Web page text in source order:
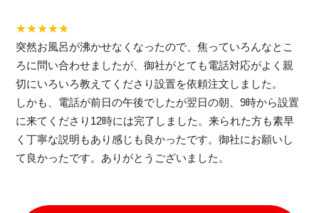
★★★★★
突然お風呂が沸かせなくなったので、焦っていろんなとこ
ろに問い合わせましたが、御社がとても電話対応がよく親
切にいろいろ教えてくださり設置を依頼注文しました。
しかも、電話が前日の午後でしたが翌日の朝、9時から設置
に来てくださり12時には完了しました。来られた方も素早
く丁寧な説明もあり感じも良かったです。御社にお願いし
て良かったです。ありがとうございました。